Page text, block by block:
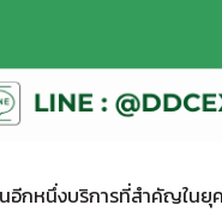
นอีกหนึ่งบริการที่สำคัญใน